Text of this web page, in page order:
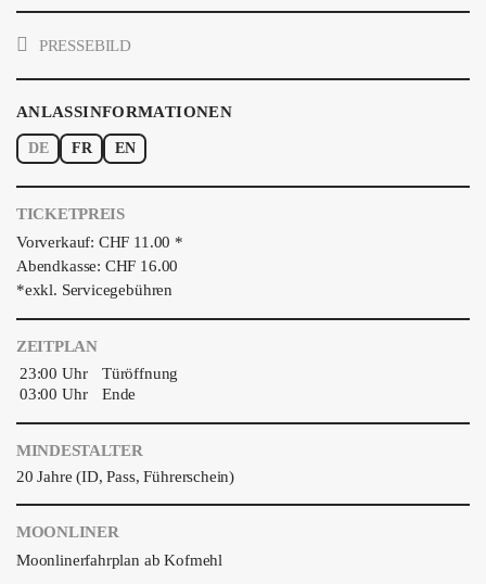
PRESSEBILD
ANLASSINFORMATIONEN
DE FR EN
TICKETPREIS
Vorverkauf: CHF 11.00 *
Abendkasse: CHF 16.00
*exkl. Servicegebühren
ZEITPLAN
23:00 Uhr
Türöffnung
03:00 Uhr
Ende
MINDESTALTER
20 Jahre (ID, Pass, Führerschein)
MOONLINER
Moonlinerfahrplan ab Kofmehl